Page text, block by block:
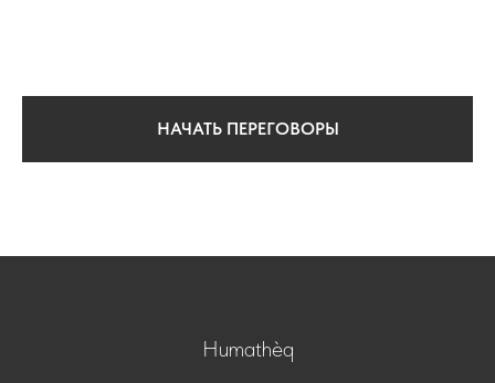
НАЧАТЬ ПЕРЕГОВОРЫ
Humathèq